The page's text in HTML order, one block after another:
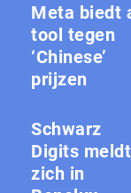
Meta biedt
tool tegen
‘Chinese’
prijzen
Schwarz
Digits meldt
zich in